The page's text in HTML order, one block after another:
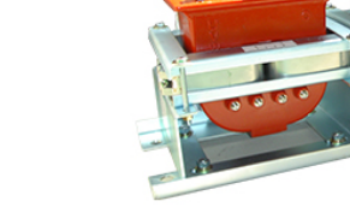
Hit enter to search or ESC to close